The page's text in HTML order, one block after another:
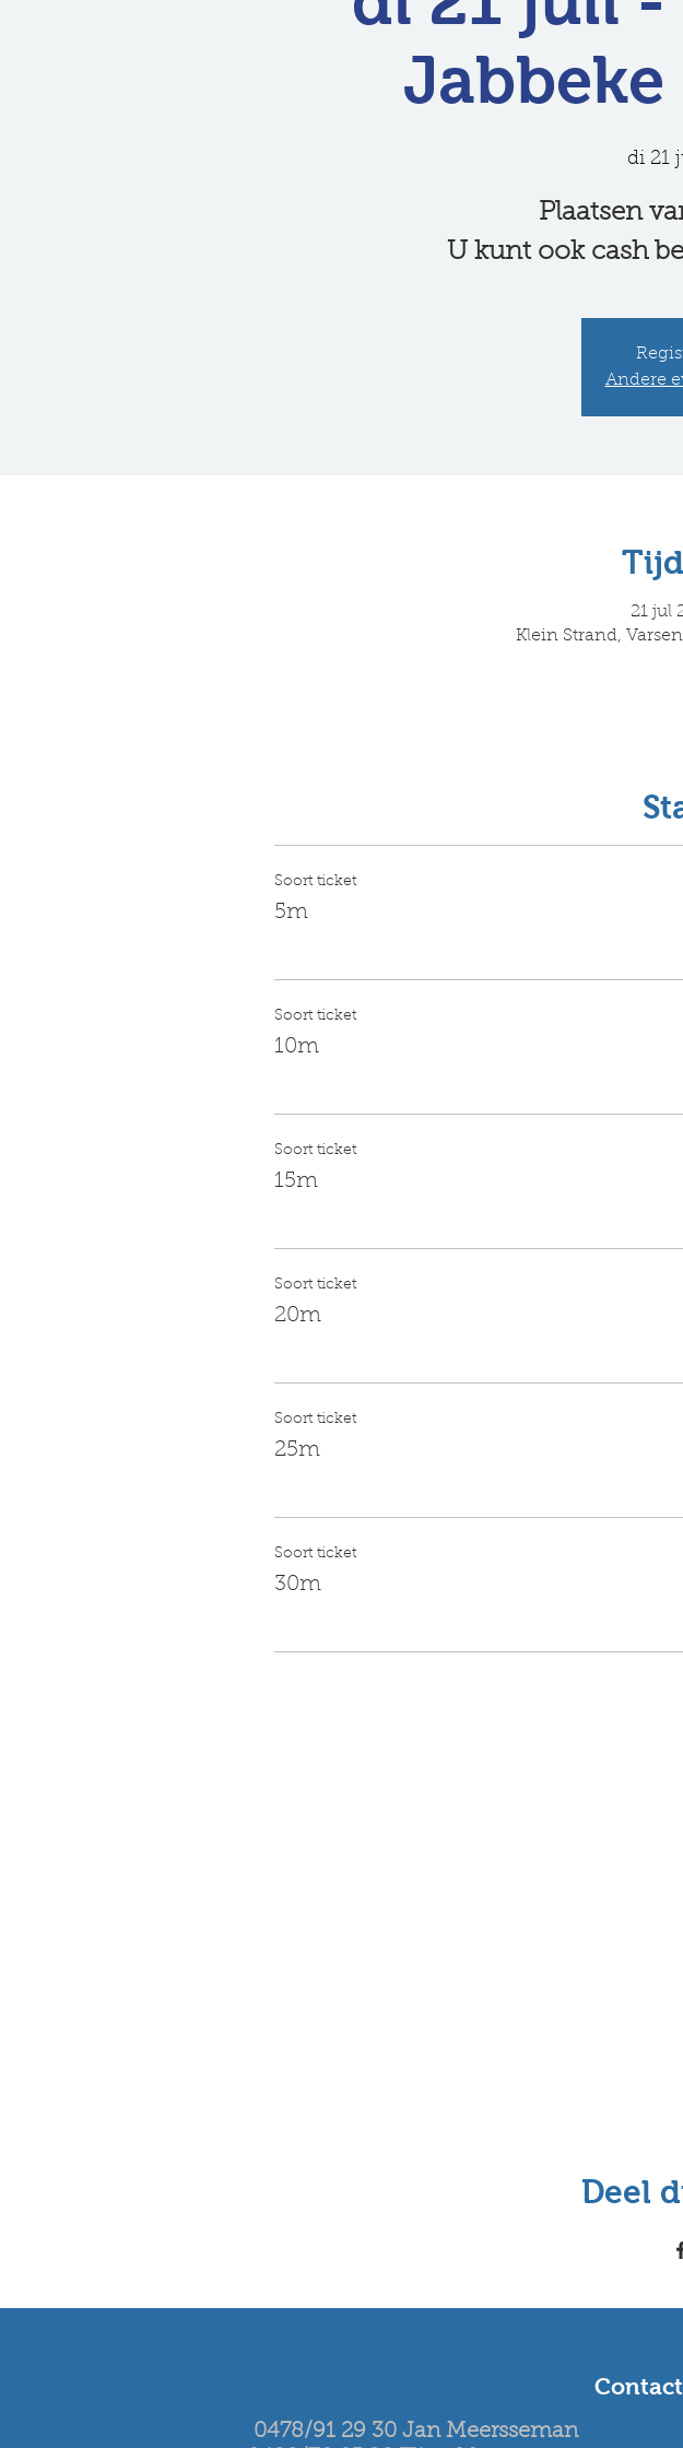
di 21
Plaatsen
U kunt ook cash
Andere
21 jul
Klein Strand,
Soort ticket
5m
Soort ticket
10m
Soort ticket
15m
Soort ticket
20m
Soort ticket
25m
Soort ticket
30m
Deel
0478/91 29 30 Jan Meersseman